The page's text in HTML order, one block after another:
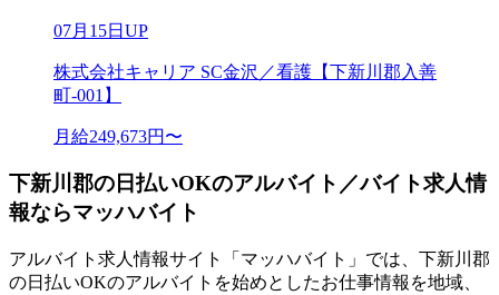
07月15日UP
株式会社キャリア SC金沢／看護【下新川郡入善
町-001】
月給249,673円〜
下新川郡の日払いOKのアルバイト／バイト求人情
報ならマッハバイト
アルバイト求人情報サイト「マッハバイト」では、下新川郡
の日払いOKのアルバイトを始めとしたお仕事情報を地域、